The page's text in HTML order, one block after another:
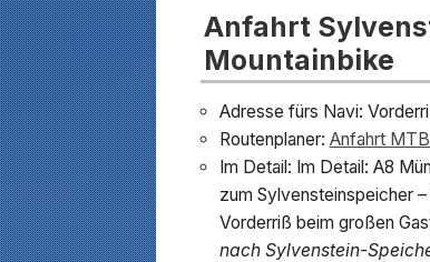
Anfahrt
Mountainbike
Adresse fürs Navi:
Routenplaner: Anfahrt
Im Detail: Im Detail: A8
zum Sylvensteinspeicher
Vorderriß beim großen
nach Sylvenstein-